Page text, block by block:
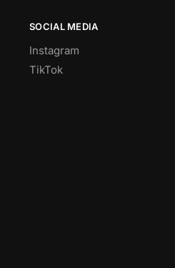
SOCIAL MEDIA
Instagram
TikTok